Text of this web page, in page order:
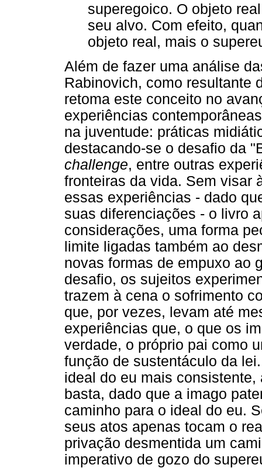
superegoico. O objeto
seu alvo. Com efeito,
objeto real, mais o
Além de fazer uma análise
Rabinovich, como resultante
retoma este conceito no
experiências
na juventude: práticas
destacando-se o desafio da
challenge, entre outras
fronteiras da vida. Sem visar
essas experiências - dado
suas diferenciações - o livro
considerações, uma forma
limite ligadas também ao
novas formas de empuxo ao
desafio, os sujeitos
trazem à cena o sofrimento
que, por vezes, levam até
experiências que, o que os
verdade, o próprio pai como
função de sustentáculo da
ideal do eu mais
basta, dado que a imago
caminho para o ideal do eu.
seus atos apenas tocam o
privação desmentida um
imperativo de gozo do